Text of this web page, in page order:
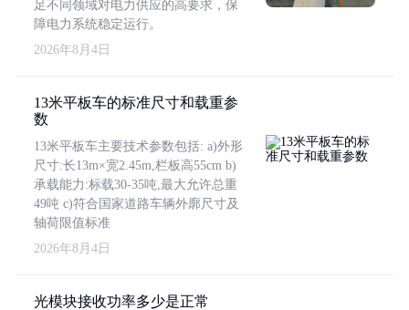
足不同领域对电力供应的高要求，保
障电力系统稳定运行。
2026年8月4日
13米平板车的标准尺寸和载重参
数
13米平板车主要技术参数包括: a)外形
尺寸:长13m×宽2.45m,栏板高55cm b)
承载能力:标载30-35吨,最大允许总重
49吨 c)符合国家道路车辆外廓尺寸及
轴荷限值标准
2026年8月4日
光模块接收功率多少是正常